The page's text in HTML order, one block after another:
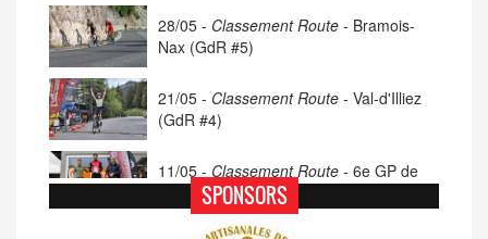
28/05 - Classement Route - Bramois-
Nax (GdR #5)
21/05 - Classement Route - Val-d'Illiez
(GdR #4)
11/05 - Classement Route - 6e GP de
Porsel (TdC #4)
SPONSORS